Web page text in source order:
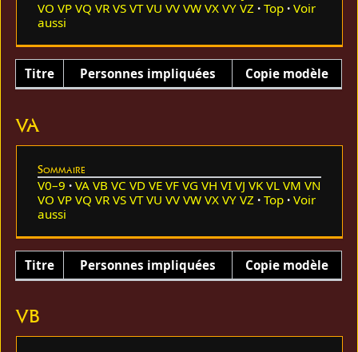
VO VP VQ VR VS VT VU VV VW VX VY VZ Top
Voir
aussi
Titre Personnes impliquées Copie modèle
VA
Sommaire
V0–9 VA VB VC VD VE VF VG VH VI VJ VK VL VM VN
VO VP VQ VR VS VT VU VV VW VX VY VZ Top
Voir
aussi
Titre Personnes impliquées Copie modèle
VB